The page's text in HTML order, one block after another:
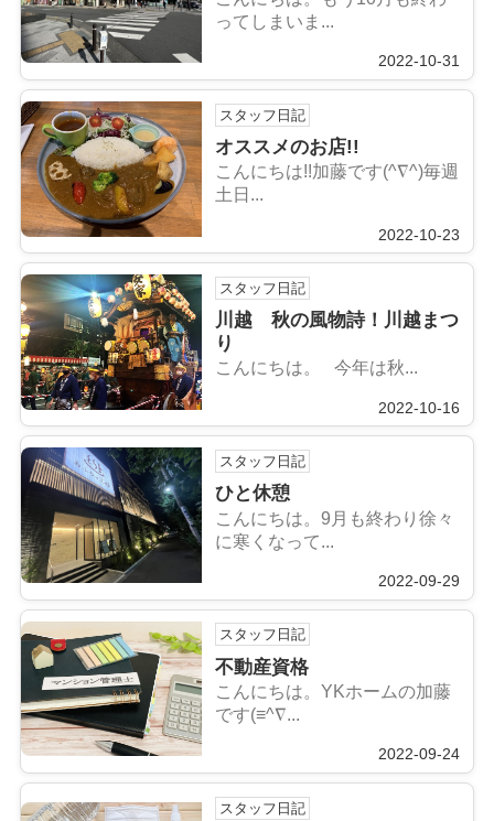
ってしまいま...
2022-10-31
スタッフ日記
オススメのお店!!
こんにちは!!加藤です(^∇^)毎週
土日...
2022-10-23
スタッフ日記
川越 秋の風物詩！川越まつ
り
こんにちは。 今年は秋...
2022-10-16
スタッフ日記
ひと休憩
こんにちは。9月も終わり徐々
に寒くなって...
2022-09-29
スタッフ日記
不動産資格
こんにちは。YKホームの加藤
です(≡^∇...
2022-09-24
スタッフ日記